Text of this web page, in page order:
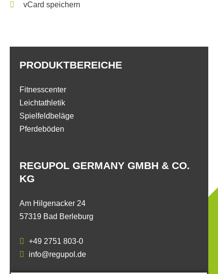
vCard speichern
REGUPOL GERMANY GMBH & CO.
KG
Am Hilgenacker 24
57319 Bad Berleburg
+49 2751 803-0
info@regupol.de
PRODUKTBEREICHE
Fitnesscenter
Leichtathletik
Spielfeldbeläge
Pferdeböden